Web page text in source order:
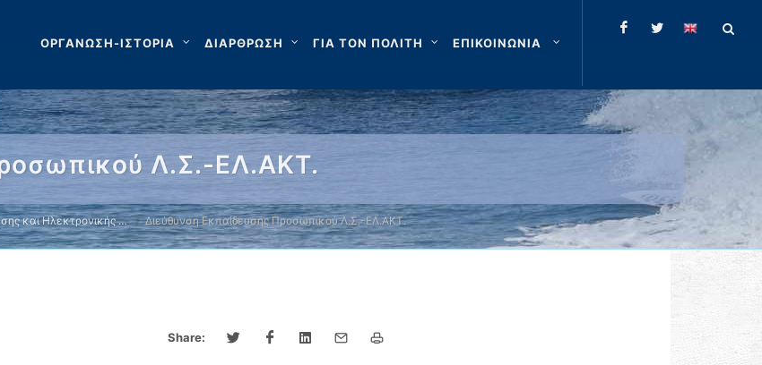
ΟΡΓΑΝΩΣΗ-ΙΣΤΟΡΙΑ ΔΙΑΡΘΡΩΣΗ ΓΙΑ ΤΟΝ ΠΟΛΙΤΗ ΕΠΙΚΟΙΝΩΝΙΑ
Λ.Σ.-ΕΛ.ΑΚΤ.
και Ηλεκτρονικής … Διεύθυνση Εκπαίδευσης Προσωπικού Λ.Σ.-ΕΛ.ΑΚΤ.
Share: